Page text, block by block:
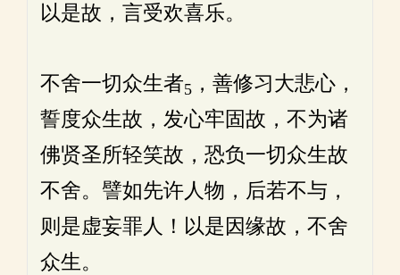
以是故，言受欢喜乐。
不舍一切众生者5 ，善修习大悲心，
誓度众生故，发心牢固故，不为诸
佛贤圣所轻笑故，恐负一切众生故
不舍。譬如先许人物，后若不与，
则是虚妄罪人！以是因缘故，不舍
众生。